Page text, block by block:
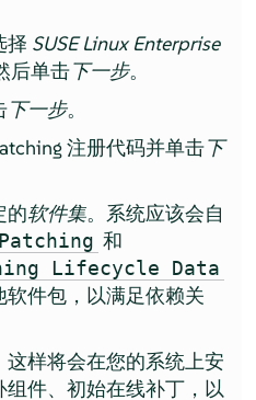
择 SUSE Linux Enterprise
后单击下一步。
下一步。
注册代码并单击下
的软件集。系统应该会自
和
Lifecycle Data
件包，以满足依赖关
这样将会在您的系统上安
件、初始在线补丁，以